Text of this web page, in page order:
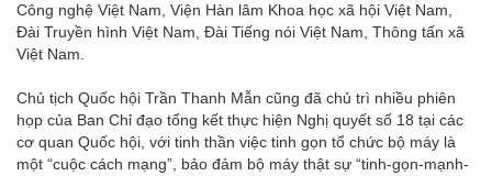
Công nghệ Việt Nam, Viện Hàn lâm Khoa học xã hội Việt Nam,
Đài Truyền hình Việt Nam, Đài Tiếng nói Việt Nam, Thông tấn xã
Việt Nam.
Chủ tịch Quốc hội Trần Thanh Mẫn cũng đã chủ trì nhiều phiên
họp của Ban Chỉ đạo tổng kết thực hiện Nghị quyết số 18 tại các
cơ quan Quốc hội, với tinh thần việc tinh gọn tổ chức bộ máy là
một “cuộc cách mạng”, bảo đảm bộ máy thật sự “tinh-gọn-mạnh-